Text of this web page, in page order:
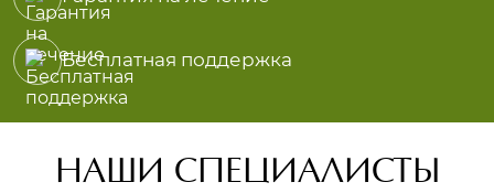
Бесплатная поддержка
НАШИ СПЕЦИАЛИСТЫ